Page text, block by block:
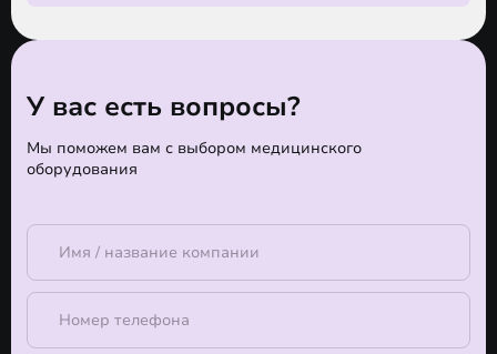
У вас есть вопросы?
Мы поможем вам с выбором медицинского
оборудования